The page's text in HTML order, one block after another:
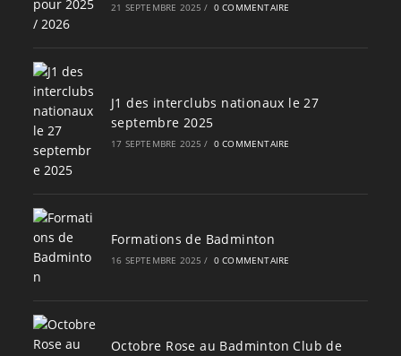
21 SEPTEMBRE 2025 / 0 COMMENTAIRE
J1 des interclubs nationaux le 27
septembre 2025
17 SEPTEMBRE 2025 / 0 COMMENTAIRE
Formations de Badminton
16 SEPTEMBRE 2025 / 0 COMMENTAIRE
Octobre Rose au Badminton Club de